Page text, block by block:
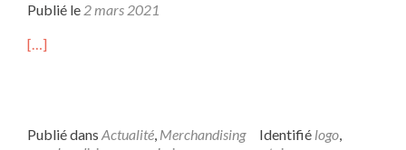
Publié le 2 mars 2021
[…]
Publié dans Actualité, Merchandising Identifié logo,